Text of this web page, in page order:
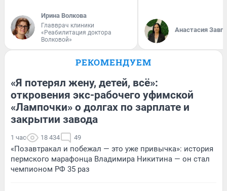
Ирина Волкова
Главврач клиники
«Реабилитация доктора
Волковой»
Анастасия
РЕКОМЕНДУЕМ
«Я потерял жену, детей, всё»:
откровения экс-рабочего уфимской
«Лампочки» о долгах по зарплате и
закрытии завода
1 час 18 434 49
«Позавтракал и побежал — это уже привычка»: история
пермского марафонца Владимира Никитина — он стал
чемпионом РФ 35 раз